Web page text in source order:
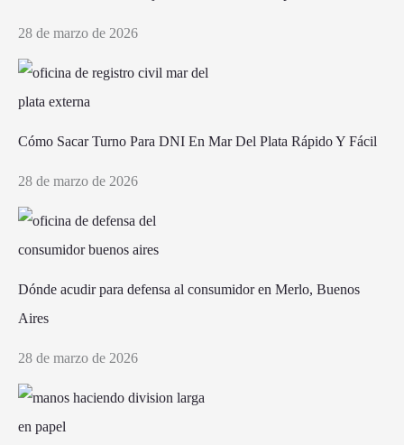
28 de marzo de 2026
Cómo Sacar Turno Para DNI En Mar Del Plata Rápido Y Fácil
28 de marzo de 2026
Dónde acudir para defensa al consumidor en Merlo, Buenos
Aires
28 de marzo de 2026